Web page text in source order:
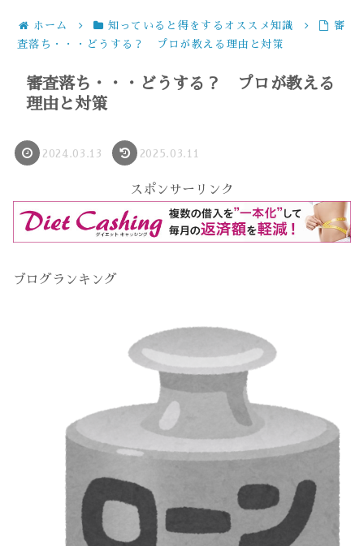
ホーム 知っていると得をするオススメ知識
審
査落ち・・・どうする？ プロが教える理由と対策
審査落ち・・・どうする？ プロが教える
理由と対策
2024.03.13 2025.03.11
スポンサーリンク
ブログランキング